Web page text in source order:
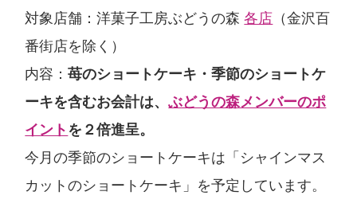
対象店舗：洋菓子工房ぶどうの森各店 （金沢百
番街店を除く）
内容：苺のショートケーキ・季節のショートケ
ーキを含むお会計は、ぶどうの森メンバーのポ
イント を２倍進呈。
今月の季節のショートケーキは「シャインマス
カットのショートケーキ」を予定しています。